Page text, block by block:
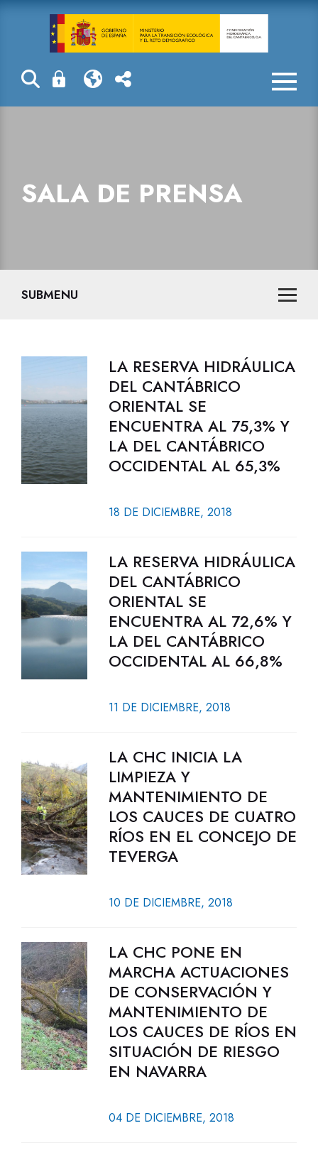
Sala de prensa
SALA DE PRENSA
SUBMENU
LA RESERVA HIDRÁULICA
DEL CANTÁBRICO
ORIENTAL SE
ENCUENTRA AL 75,3% Y
LA DEL CANTÁBRICO
OCCIDENTAL AL 65,3%
18 DE DICIEMBRE, 2018
LA RESERVA HIDRÁULICA
DEL CANTÁBRICO
ORIENTAL SE
ENCUENTRA AL 72,6% Y
LA DEL CANTÁBRICO
OCCIDENTAL AL 66,8%
11 DE DICIEMBRE, 2018
LA CHC INICIA LA
LIMPIEZA Y
MANTENIMIENTO DE
LOS CAUCES DE CUATRO
RÍOS EN EL CONCEJO DE
TEVERGA
10 DE DICIEMBRE, 2018
LA CHC PONE EN
MARCHA ACTUACIONES
DE CONSERVACIÓN Y
MANTENIMIENTO DE
LOS CAUCES DE RÍOS EN
SITUACIÓN DE RIESGO
EN NAVARRA
04 DE DICIEMBRE, 2018